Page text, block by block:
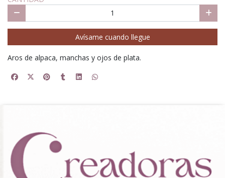
Avísame cuando llegue
Aros de alpaca, manchas y ojos de plata.